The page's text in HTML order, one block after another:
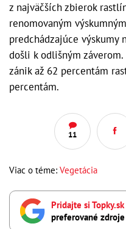
z najväčších zbierok
renomovaným
predchádzajúce výskumy
došli k odlišným záverom.
zánik až 62 percentám
percentám.
11
Viac o téme: Vegetácia
Pridajte si Topky.sk
preferované